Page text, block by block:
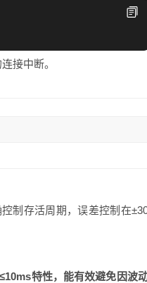
接中断。
控制存活周期，误差控制在
特性，能有效避免因波